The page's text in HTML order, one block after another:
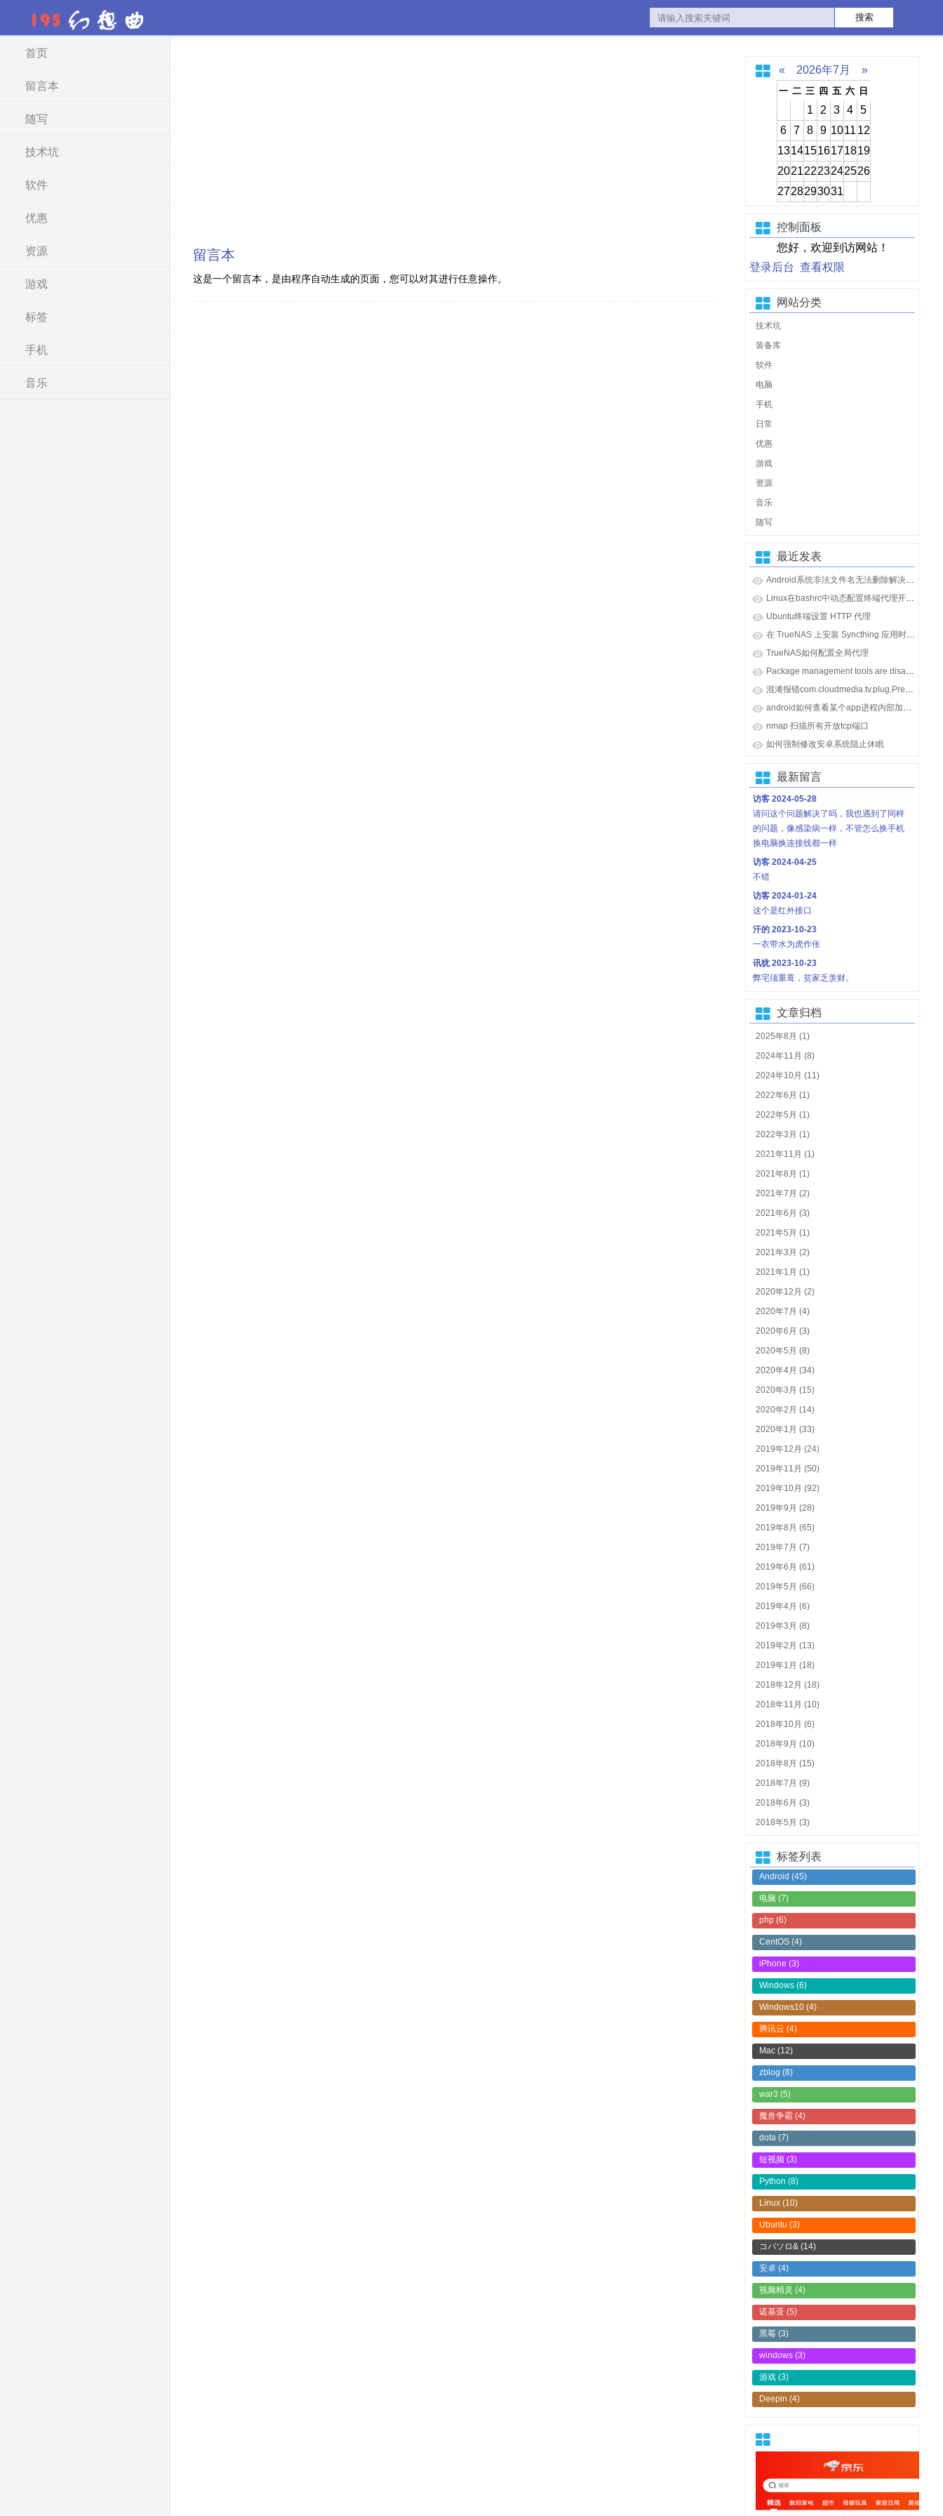
首页
留言本
随写
技术坑
软件
优惠
资源
游戏
标签
手机
音乐
留言本
这是一个留言本，是由程序自动生成的页面，您可以对其进行任意操作。
« 2026年7月 »
一 二 三 四 五 六 日
1 2 3 4 5
6 7 8 9 1011 12
13141516171819
20212223242526
2728293031
控制面板
您好，欢迎到访网站！
登录后台 查看权限
网站分类
技术坑
装备库
软件
电脑
手机
日常
优惠
游戏
资源
音乐
随写
最近发表
Android系统非法文件名无法删除解决办法
Linux在bashrc中动态配置终端代理开启和关闭
Ubuntu终端设置 HTTP 代理
在 TrueNAS 上安装 Syncthing 应用时报错 [ENOENT] Unable to locate 'syncthing'
TrueNAS如何配置全局代理
Package management tools are disabled on TrueNAS appliances.
混淆报错com.cloudmedia.tv.plug.PreLoadPlug: can't find referenced class java.lang.invoke.MethodHandle
android如何查看某个app进程内部加载的so库
nmap 扫描所有开放tcp端口
如何强制修改安卓系统阻止休眠
最新留言
访客 2024-05-28
请问这个问题解决了吗，我也遇到了同样
的问题，像感染病一样，不管怎么换手机
换电脑换连接线都一样
访客 2024-04-25
不错
访客 2024-01-24
这个是红外接口
汗的 2023-10-23
一衣带水为虎作伥
讯犹2023-10-23
弊宅须重葺，贫家乏羡财。
文章归档
2025年8月 (1)
2024年11月 (8)
2024年10月 (11)
2022年6月 (1)
2022年5月 (1)
2022年3月 (1)
2021年11月 (1)
2021年8月 (1)
2021年7月 (2)
2021年6月 (3)
2021年5月 (1)
2021年3月 (2)
2021年1月 (1)
2020年12月 (2)
2020年7月 (4)
2020年6月 (3)
2020年5月 (8)
2020年4月 (34)
2020年3月 (15)
2020年2月 (14)
2020年1月 (33)
2019年12月 (24)
2019年11月 (50)
2019年10月 (92)
2019年9月 (28)
2019年8月 (65)
2019年7月 (7)
2019年6月 (61)
2019年5月 (66)
2019年4月 (6)
2019年3月 (8)
2019年2月 (13)
2019年1月 (18)
2018年12月 (18)
2018年11月 (10)
2018年10月 (6)
2018年9月 (10)
2018年8月 (15)
2018年7月 (9)
2018年6月 (3)
2018年5月 (3)
标签列表
Android (45)
电脑 (7)
php(6)
CentOS(4)
iPhone (3)
Windows(6)
Windows10(4)
腾讯云(4)
Mac(12)
zblog (8)
war3 (5)
魔兽争霸(4)
dota(7)
短视频(3)
Python (8)
Linux(10)
Ubuntu (3)
コバソロ&(14)
安卓(4)
视频精灵 (4)
诺基亚 (5)
黑莓(3)
windows(3)
游戏(3)
Deepin (4)